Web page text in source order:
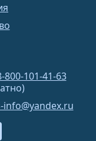
800-101-41-63
info@yandex.ru